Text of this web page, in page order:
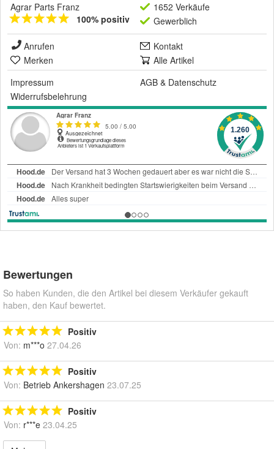
Agrar Parts Franz
100% positiv
1652 Verkäufe
Gewerblich
Anrufen
Kontakt
Merken
Alle Artikel
Impressum
AGB & Datenschutz
Widerrufsbelehrung
Bewertungen
So haben Kunden, die den Artikel bei diesem Verkäufer gekauft
haben, den Kauf bewertet.
Positiv
Von: m***o 27.04.26
Positiv
Von: Betrieb Ankershagen 23.07.25
Positiv
Von: r***e 23.04.25